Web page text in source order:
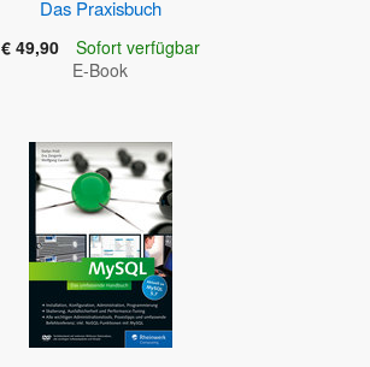
Das Praxisbuch
€ 49,90
Sofort verfügbar
E-Book